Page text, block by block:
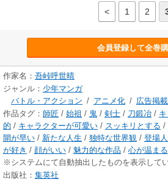
< 1 2
会員登録して全巻
作家名： 吾峠呼世晴
ジャンル： 少年マンガ
バトル・アクション / アニメ化 / 広告掲
作品タグ： 師匠 / 始祖 / 鬼 / 剣士 / 刀鍛冶 /
的 / キャラクターが可愛い / スッキリとする /
開が早い / 新たな人生 / 独特な世界観 / 登場
が好き / 顔がいい / 魅力的な作品 / 心が温まる
※システムにて自動抽出したものを表示して
出版社： 集英社